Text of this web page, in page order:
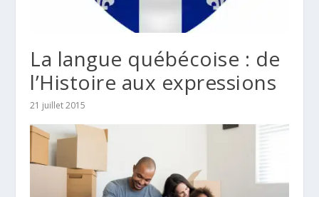
La langue québécoise : de
l’Histoire aux expressions
21 juillet 2015